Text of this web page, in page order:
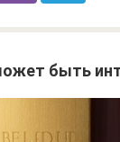
быть